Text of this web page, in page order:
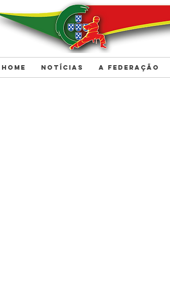
HOME NOTÍCIAS A FEDERAÇÃO